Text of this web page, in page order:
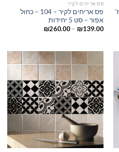
פס אריחים לקיר
פס אריחים לקיר – 104 – כחול
אפור – סט 5 יחידות
₪139.00
–
₪260.00